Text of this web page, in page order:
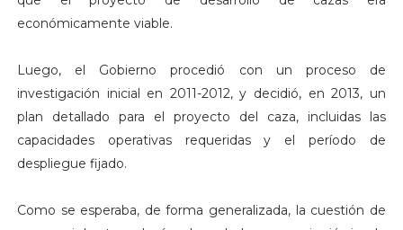
económicamente viable.
Luego, el Gobierno procedió con un proceso de
investigación inicial en 2011-2012, y decidió, en 2013, un
plan detallado para el proyecto del caza, incluidas las
capacidades operativas requeridas y el período de
despliegue fijado.
Como se esperaba, de forma generalizada, la cuestión de